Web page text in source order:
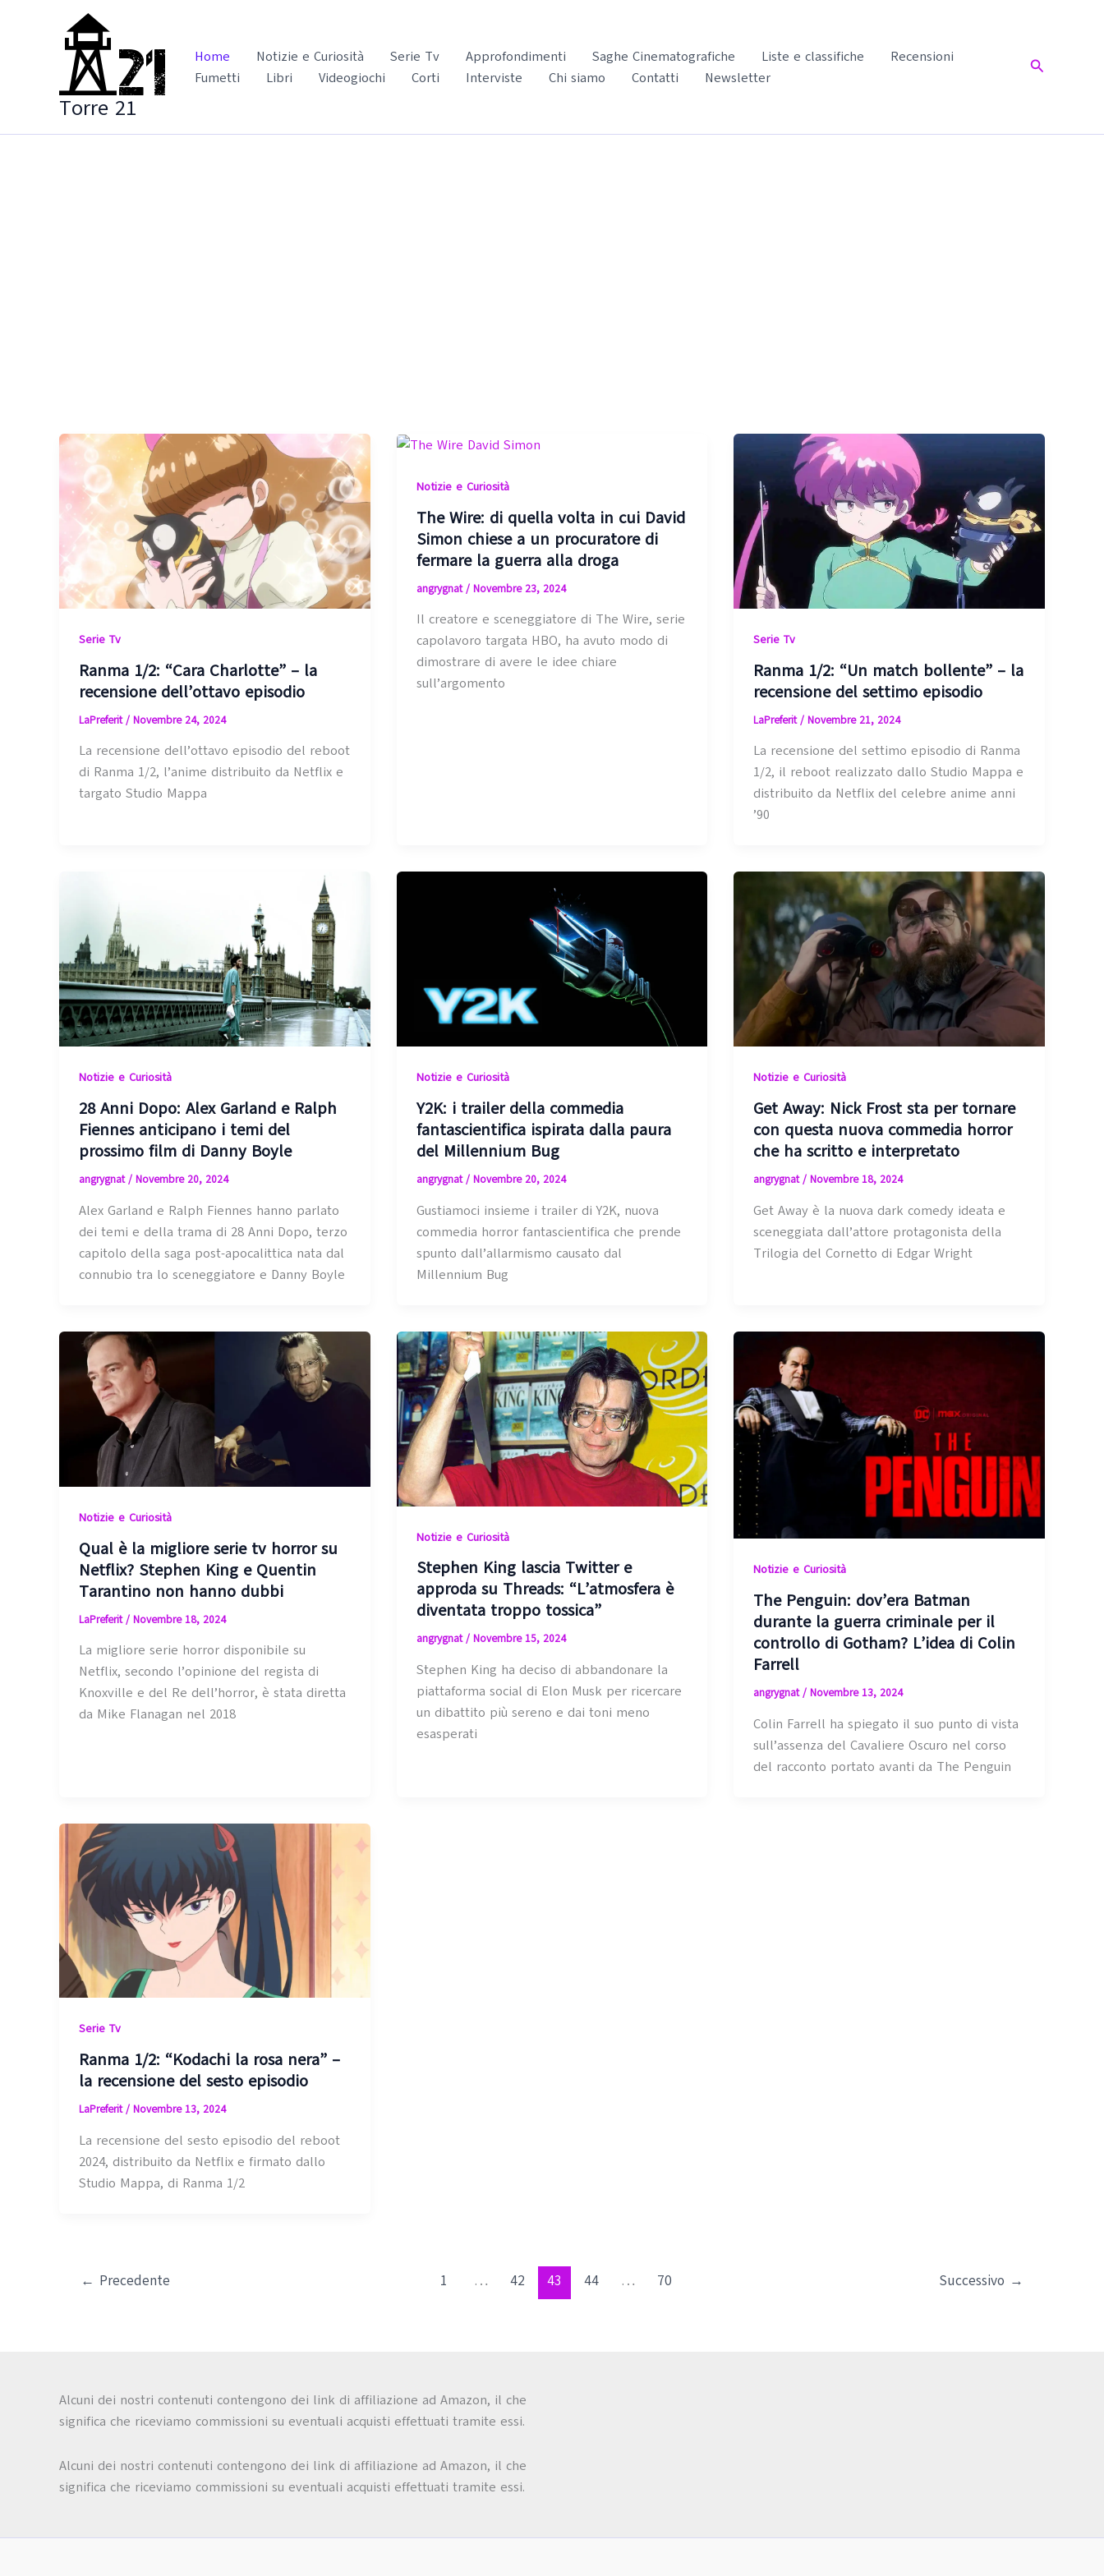
Torre 21
Home Notizie e Curiosità Serie Tv Approfondimenti Saghe Cinematografiche Liste e classifiche
Recensioni
Fumetti
Libri Videogiochi Corti Interviste Chi siamo Contatti Newsletter
Cerca
Serie Tv
Ranma 1/2: “Cara Charlotte” – la
recensione dell’ottavo episodio
LaPreferit/ Novembre 24, 2024
La recensione dell’ottavo episodio del reboot
di Ranma 1/2, l’anime distribuito da Netflix e
targato Studio Mappa
Notizie e Curiosità
The Wire: di quella volta in cui David
Simon chiese a un procuratore di
fermare la guerra alla droga
angrygnat/ Novembre 23, 2024
Il creatore e sceneggiatore di The Wire, serie
capolavoro targata HBO, ha avuto modo di
dimostrare di avere le idee chiare
sull’argomento
Serie Tv
Ranma 1/2: “Un match bollente” – la
recensione del settimo episodio
LaPreferit/Novembre 21, 2024
La recensione del settimo episodio di Ranma
1/2, il reboot realizzato dallo Studio Mappa e
distribuito da Netflix del celebre anime anni
’90
Notizie e Curiosità
28 Anni Dopo: Alex Garland e Ralph
Fiennes anticipano i temi del
prossimo film di Danny Boyle
angrygnat/ Novembre 20, 2024
Alex Garland e Ralph Fiennes hanno parlato
dei temi e della trama di 28 Anni Dopo, terzo
capitolo della saga post-apocalittica nata dal
connubio tra lo sceneggiatore e Danny Boyle
Notizie e Curiosità
Y2K: i trailer della commedia
fantascientifica ispirata dalla paura
del Millennium Bug
angrygnat/ Novembre 20, 2024
Gustiamoci insieme i trailer di Y2K, nuova
commedia horror fantascientifica che prende
spunto dall’allarmismo causato dal
Millennium Bug
Notizie e Curiosità
Get Away: Nick Frost sta per tornare
con questa nuova commedia horror
che ha scritto e interpretato
angrygnat/Novembre 18, 2024
Get Away è la nuova dark comedy ideata e
sceneggiata dall’attore protagonista della
Trilogia del Cornetto di Edgar Wright
Notizie e Curiosità
Qual è la migliore serie tv horror su
Netflix? Stephen King e Quentin
Tarantino non hanno dubbi
LaPreferit/ Novembre 18, 2024
La migliore serie horror disponibile su
Netflix, secondo l’opinione del regista di
Knoxville e del Re dell’horror, è stata diretta
da Mike Flanagan nel 2018
Notizie e Curiosità
Stephen King lascia Twitter e
approda su Threads: “L’atmosfera è
diventata troppo tossica”
angrygnat/ Novembre 15, 2024
Stephen King ha deciso di abbandonare la
piattaforma social di Elon Musk per ricercare
un dibattito più sereno e dai toni meno
esasperati
Notizie e Curiosità
The Penguin: dov’era Batman
durante la guerra criminale per il
controllo di Gotham? L’idea di Colin
Farrell
angrygnat/Novembre 13, 2024
Colin Farrell ha spiegato il suo punto di vista
sull’assenza del Cavaliere Oscuro nel corso
del racconto portato avanti da The Penguin
Serie Tv
Ranma 1/2: “Kodachi la rosa nera” –
la recensione del sesto episodio
LaPreferit/ Novembre 13, 2024
La recensione del sesto episodio del reboot
2024, distribuito da Netflix e firmato dallo
Studio Mappa, di Ranma 1/2
← Precedente 1 … 42 43 44 … 70 Successivo →
Alcuni dei nostri contenuti contengono dei link di affiliazione ad Amazon, il che
significa che riceviamo commissioni su eventuali acquisti effettuati tramite essi.
Alcuni dei nostri contenuti contengono dei link di affiliazione ad Amazon, il che
significa che riceviamo commissioni su eventuali acquisti effettuati tramite essi.